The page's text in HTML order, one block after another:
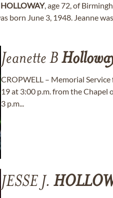
HOLLOWAY, age 72, of
born June 3, 1948. Jeanne
Jeanette B
CROPWELL – Memorial Service
19 at 3:00 p.m. from the Chapel
3 p.m...
JESSE J.